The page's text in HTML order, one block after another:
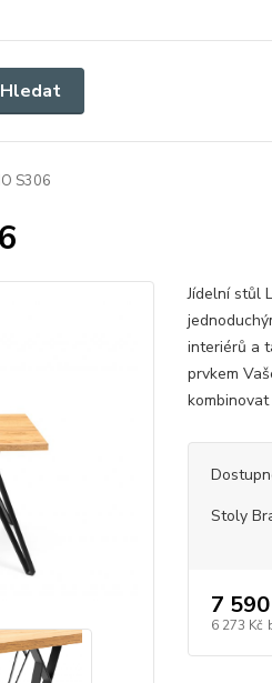
Hledat
S306
Jídelní stůl
interiérů a
prvkem
Stoly
7
6 273 Kč